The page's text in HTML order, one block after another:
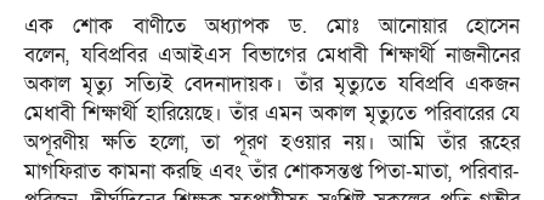
এক শোক বাণীতে অধ্যাপক ড. মোঃ আনোয়ার হোসেন
বলেন, যবিপ্রবির এআইএস বিভাগের মেধাবী শিক্ষার্থী নাজনীনের
অকাল মৃত্যু সত্যিই বেদনাদায়ক। তাঁর মৃত্যুতে যবিপ্রবি একজন
মেধাবী শিক্ষার্থী হারিয়েছে। তাঁর এমন অকাল মৃত্যুতে পরিবারের যে
অপূরণীয় ক্ষতি হলো, তা পূরণ হওয়ার নয়। আমি তাঁর রূহের
মাগফিরাত কামনা করছি এবং তাঁর শোকসন্তপ্ত পিতা-মাতা, পরিবার-